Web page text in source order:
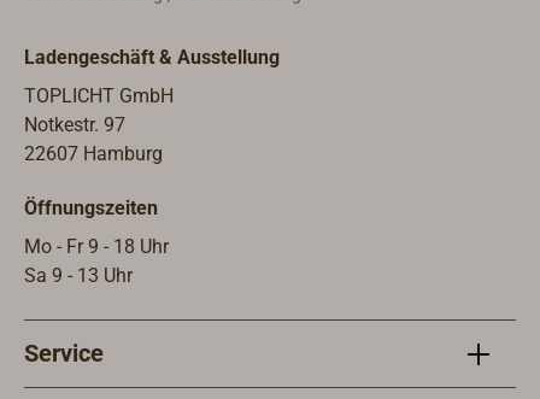
Regulations (OSR), den
SAILING (ehemals ISAF) für
seegehende Regattayachten.In der
Tabelle ist jeweils auch die
Radarquerschnittsfläche (RCS, Radar
Ladengeschäft & Ausstellung
TOPLICHT GmbH
Notkestr. 97
22607 Hamburg
Öffnungszeiten
Mo - Fr 9 - 18 Uhr
Sa 9 - 13 Uhr
Service